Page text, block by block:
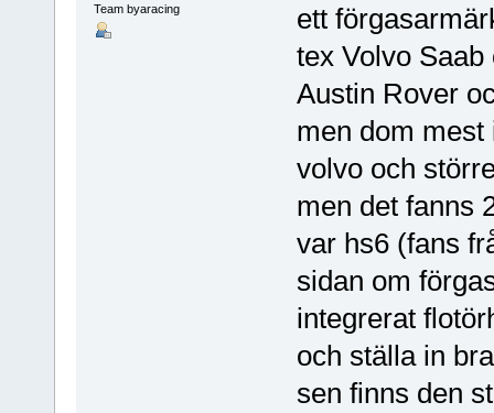
Team byaracing
ett
tex Volvo
Austin Rover
men dom
volvo och
men det fanns
var hs6 (fans
sidan om
integrerat
och ställa in
sen finns den